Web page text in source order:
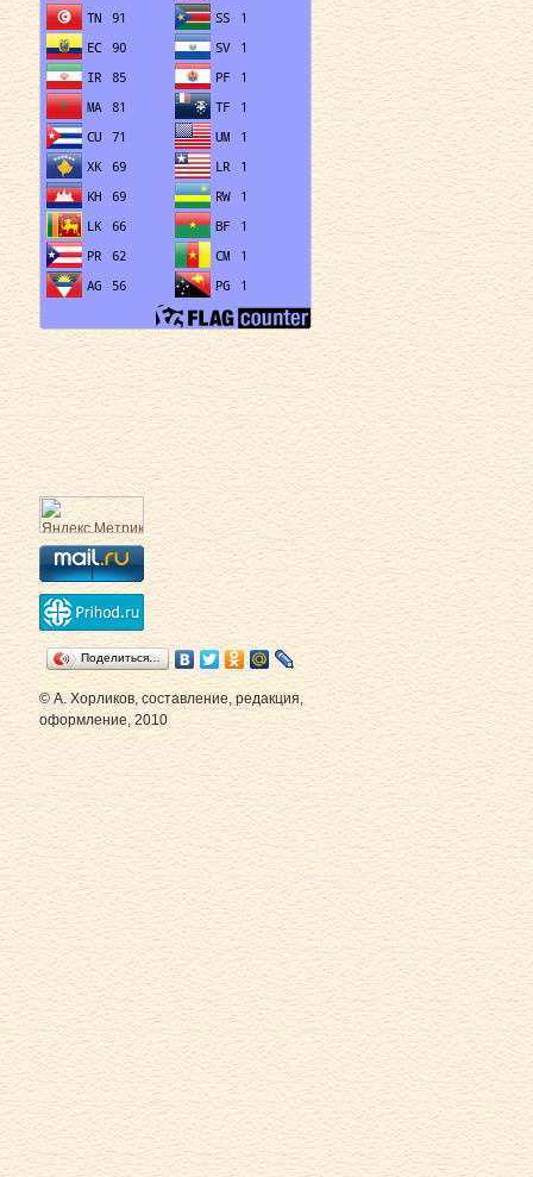
Поделиться…
© А. Хорликов, составление, редакция,
оформление, 2010